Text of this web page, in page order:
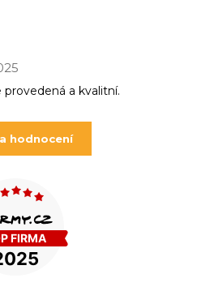
provedená a kvalitní.
hodnocení